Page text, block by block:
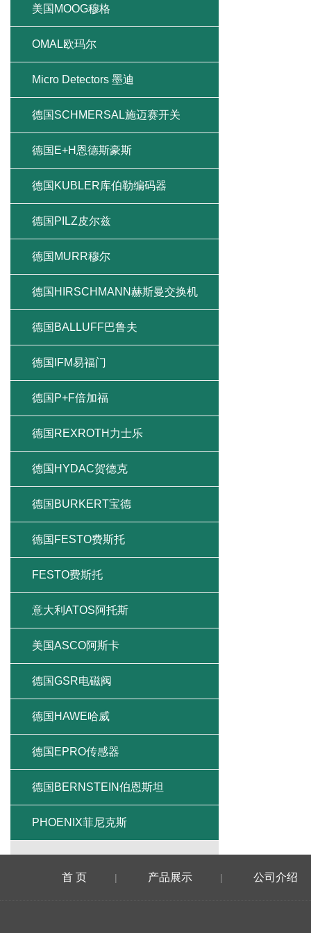
美国MOOG穆格
OMAL欧玛尔
Micro Detectors 墨迪
德国SCHMERSAL施迈赛开关
德国E+H恩德斯豪斯
德国KUBLER库伯勒编码器
德国PILZ皮尔兹
德国MURR穆尔
德国HIRSCHMANN赫斯曼交换机
德国BALLUFF巴鲁夫
德国IFM易福门
德国P+F倍加福
德国REXROTH力士乐
德国HYDAC贺德克
德国BURKERT宝德
德国FESTO费斯托
FESTO费斯托
意大利ATOS阿托斯
美国ASCO阿斯卡
德国GSR电磁阀
德国HAWE哈威
德国EPRO传感器
德国BERNSTEIN伯恩斯坦
PHOENIX菲尼克斯
首 页 | 产品展示 | 公司介绍